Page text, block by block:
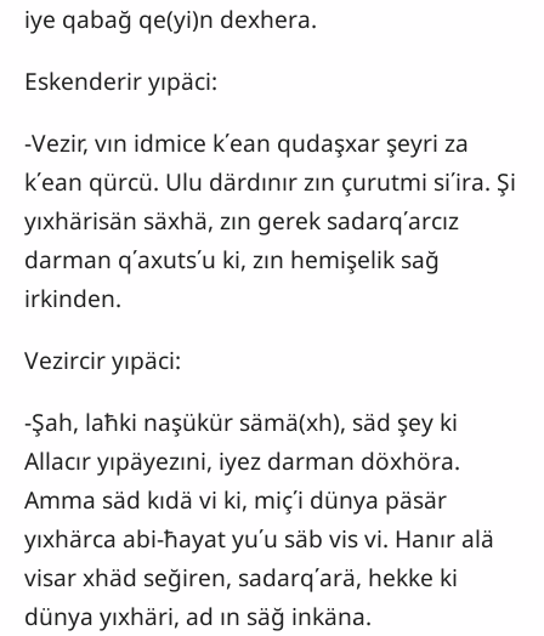
iye qabağ qe(yi)n dexhera.
Eskenderir yıpäci:
-Vezir, vın idmice k΄ean qudaşxar şeyri za
k΄ean qürcü. Ulu därdınır zın çurutmi si΄ira. Şi
yıxhärisän säxhä, zın gerek sadarq΄arcız
darman q΄axuts΄u ki, zın hemişelik sağ
irkinden.
Vezircir yıpäci:
-Şah, laħki naşükür sämä(xh), säd şey ki
Allacır yıpäyezıni, iyez darman döxhöra.
Amma säd kıdä vi ki, miç΄i dünya päsär
yıxhärca abi-ħayat yu΄u säb vis vi. Hanır alä
visar xhäd seğiren, sadarq΄arä, hekke ki
dünya yıxhäri, ad ın säğ inkäna.